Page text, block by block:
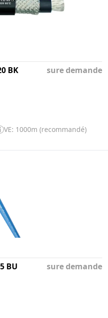
BK
sure demande
VE: 1000m (recommandé)
BU
sure demande